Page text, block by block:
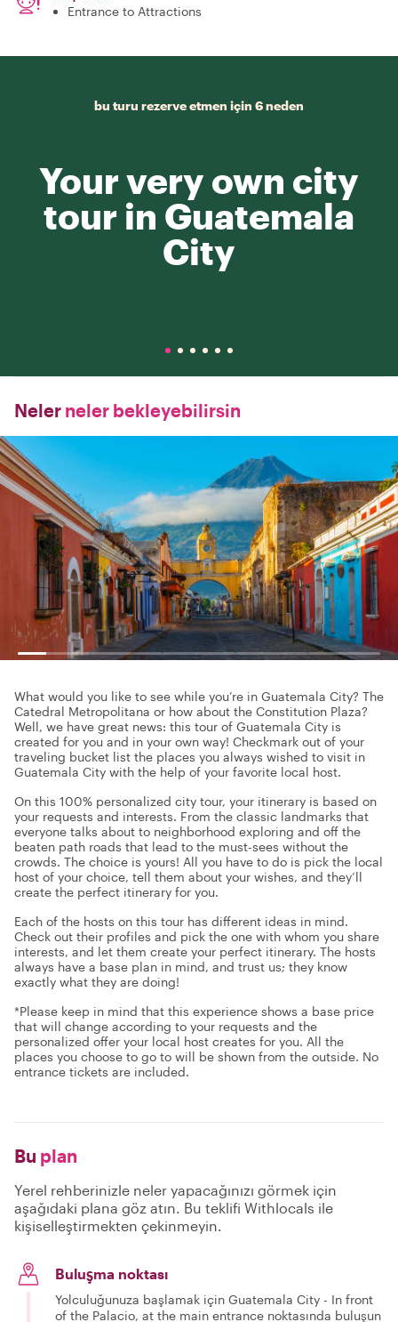
Entrance to Attractions
bu turu rezerve etmen için 6 neden
Your very own city
tour in Guatemala
City
Neler neler bekleyebilirsin
What would you like to see while you’re in Guatemala City? The
Catedral Metropolitana or how about the Constitution Plaza?
Well, we have great news: this tour of Guatemala City is
created for you and in your own way! Checkmark out of your
traveling bucket list the places you always wished to visit in
Guatemala City with the help of your favorite local host.
On this 100% personalized city tour, your itinerary is based on
your requests and interests. From the classic landmarks that
everyone talks about to neighborhood exploring and off the
beaten path roads that lead to the must-sees without the
crowds. The choice is yours! All you have to do is pick the local
host of your choice, tell them about your wishes, and they’ll
create the perfect itinerary for you.
Each of the hosts on this tour has different ideas in mind.
Check out their profiles and pick the one with whom you share
interests, and let them create your perfect itinerary. The hosts
always have a base plan in mind, and trust us; they know
exactly what they are doing!
*Please keep in mind that this experience shows a base price
that will change according to your requests and the
personalized offer your local host creates for you. All the
places you choose to go to will be shown from the outside. No
entrance tickets are included.
Bu plan
Yerel rehberinizle neler yapacağınızı görmek için
aşağıdaki plana göz atın. Bu teklifi Withlocals ile
kişiselleştirmekten çekinmeyin.
Buluşma noktası
Yolculuğunuza başlamak için Guatemala City - In front
of the Palacio, at the main entrance noktasında buluşun